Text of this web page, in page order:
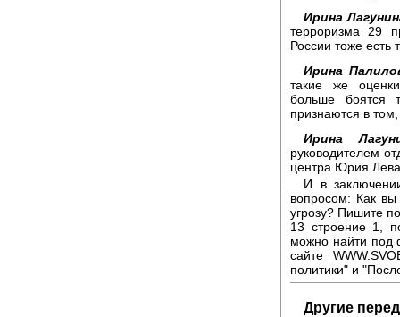
Ирина
терроризма 29
России тоже есть
Ирина
такие же
больше боятся
признаются в
Ирина
руководителем
центра Юрия
И в
вопросом: Как
угрозу? Пишите
13 строение 1,
можно найти под
сайте
политики" и
Другие